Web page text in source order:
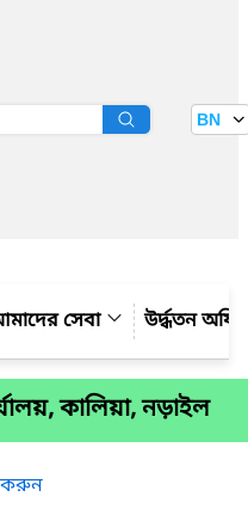
BN
সেবা উর্দ্ধতন
কালিয়া, নড়াইল
করুন